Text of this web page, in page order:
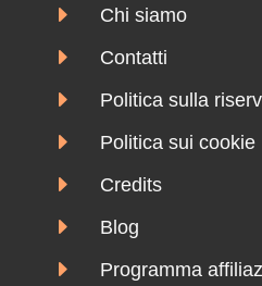
E Chi siamo
E Contatti
E Politica sulla
E Politica sui cookie
E Credits
E Blog
E Programma